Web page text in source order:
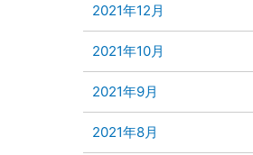
2021年12月
2021年10月
2021年9月
2021年8月